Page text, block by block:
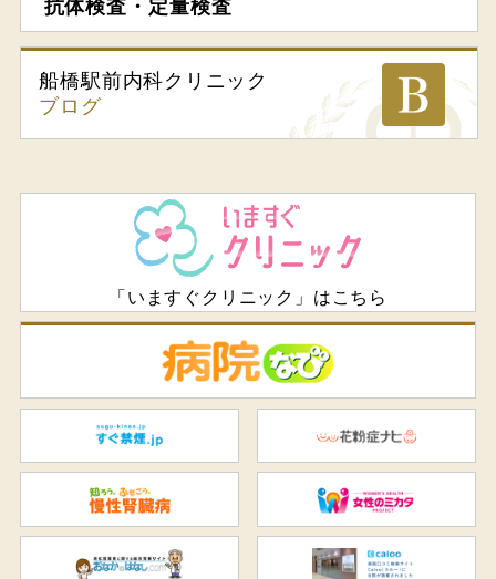
抗体検査・定量検査
船橋駅前内科クリニック
ブログ
「いますぐクリニック」はこちら
すぐ禁煙.jp
知ろう、ふせごう。慢性腎臓
おなかのはなし.com